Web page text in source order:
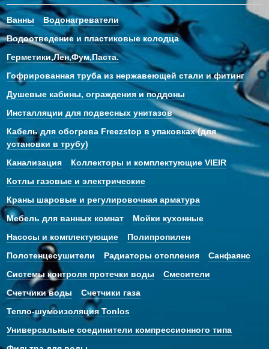
Ванны
Водонагреватели
Водоотведение и пластиковые колодца
Герметики,Лен,Фум,Паста.
Гофрированная труба из нержавеющей стали и фитинг
Душевые кабины, ограждения и поддоны
Инсталляции для подвесных унитазов
Кабель для обогрева Freezstop в упаковках (для
установки в трубу)
Канализация
Коллекторы и комплектующие VIEIR
Котлы газовые и электрические
Краны шаровые и регулировочная арматура
Мебель для ванных комнат
Мойки кухонные
Насосы и комплектующие
Полипропилен
Полотенцесушители
Радиаторы отопления
Санфаянс
Системы контроля протечки воды
Смесители
Счетчики воды
Счетчики газа
Тепло-шумоизоляция Tonlos
Универсальные соединители компрессионного типа